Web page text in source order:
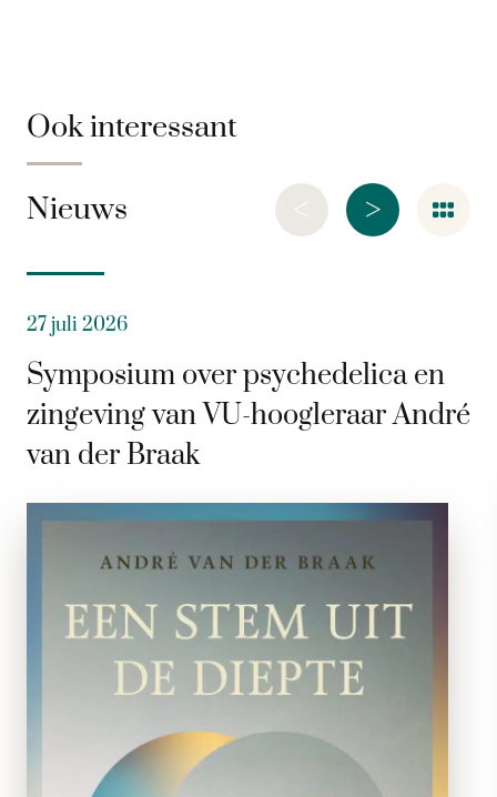
Ook interessant
Nieuws >
<
27 juli 2026
Symposium over psychedelica en
zingeving van VU-hoogleraar André
van der Braak